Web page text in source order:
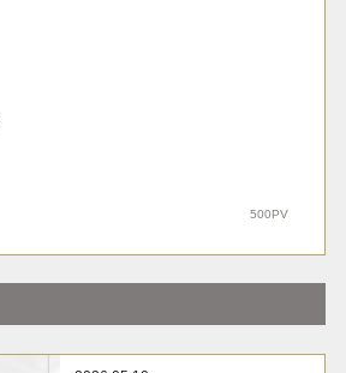
500PV